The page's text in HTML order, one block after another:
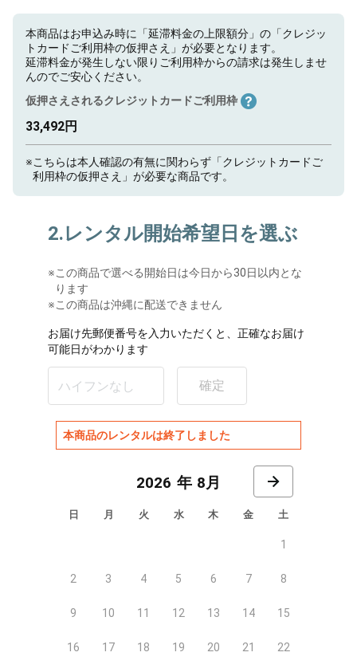
本商品はお申込み時に「延滞料金の上限額分」の「クレジッ
トカードご利用枠の仮押さえ」が必要となります。
延滞料金が発生しない限りご利用枠からの請求は発生しませ
んのでご安心ください。
仮押さえされるクレジットカードご利用枠
33,492円
※こちらは本人確認の有無に関わらず「クレジットカードご
利用枠の仮押さえ」が必要な商品です。
2.レンタル開始希望日を選ぶ
※この商品で選べる開始日は今日から30日以内とな
ります
※この商品は沖縄に配送できません
お届け先郵便番号を入力いただくと、正確なお届け
可能日がわかります
確定
本商品のレンタルは終了しました
8月
日 月 火 水 木 金 土
1
2 3 4 5 6 7 8
9 10 11 12 13 14 15
16 17 18 19 20 21 22